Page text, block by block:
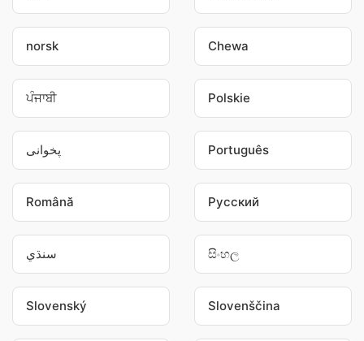
norsk Chewa
ਪੰਜਾਬੀ Polskie
پخوانی Português
Română Pусский
سنڌي සිංහල
Slovenský Slovenščina